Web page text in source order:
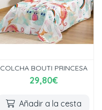
COLCHA BOUTI PRINCESA
29,80€
Añadir a la cesta